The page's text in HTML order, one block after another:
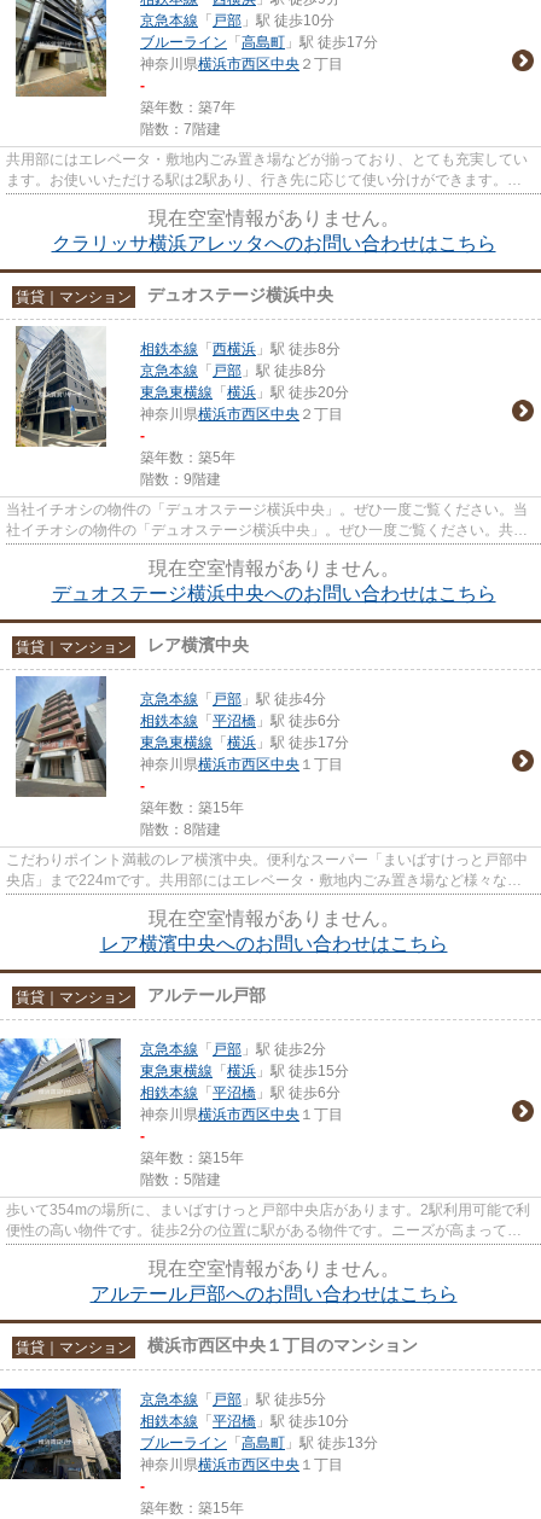
京急本線 「 戸部 」駅 徒歩10分
ブルーライン 「 高島町 」駅 徒歩17分
神奈川県横浜市西区中央 ２丁目
-
築年数：築7年
階数：7階建
共用部にはエレベータ・敷地内ごみ置き場などが揃っており、とても充実してい
ます。お使いいただける駅は2駅あり、行き先に応じて使い分けができます。築6
現在空室情報がありません。
クラリッサ横浜アレッタへのお問い合わせはこちら
賃貸｜マンション デュオステージ横浜中央
相鉄本線 「 西横浜 」駅 徒歩8分
京急本線 「 戸部 」駅 徒歩8分
東急東横線 「 横浜 」駅 徒歩20分
神奈川県横浜市西区中央 ２丁目
-
築年数：築5年
階数：9階建
当社イチオシの物件の「デュオステージ横浜中央」。ぜひ一度ご覧ください。当
社イチオシの物件の「デュオステージ横浜中央」。ぜひ一度ご覧ください。共用
現在空室情報がありません。
デュオステージ横浜中央へのお問い合わせはこちら
賃貸｜マンション レア横濱中央
京急本線 「 戸部 」駅 徒歩4分
相鉄本線 「 平沼橋 」駅 徒歩6分
東急東横線 「 横浜 」駅 徒歩17分
神奈川県横浜市西区中央 １丁目
-
築年数：築15年
階数：8階建
こだわりポイント満載のレア横濱中央。便利なスーパー「まいばすけっと戸部中
央店」まで224mです。共用部にはエレベータ・敷地内ごみ置き場など様々な設
現在空室情報がありません。
レア横濱中央へのお問い合わせはこちら
賃貸｜マンション アルテール戸部
京急本線 「 戸部 」駅 徒歩2分
東急東横線 「 横浜 」駅 徒歩15分
相鉄本線 「 平沼橋 」駅 徒歩6分
神奈川県横浜市西区中央 １丁目
-
築年数：築15年
階数：5階建
歩いて354mの場所に、まいばすけっと戸部中央店があります。2駅利用可能で利
便性の高い物件です。徒歩2分の位置に駅がある物件です。ニーズが高まってお
現在空室情報がありません。
アルテール戸部へのお問い合わせはこちら
賃貸｜マンション 横浜市西区中央１丁目のマンション
京急本線 「 戸部 」駅 徒歩5分
相鉄本線 「 平沼橋 」駅 徒歩10分
ブルーライン 「 高島町 」駅 徒歩13分
神奈川県横浜市西区中央 １丁目
-
築年数：築15年